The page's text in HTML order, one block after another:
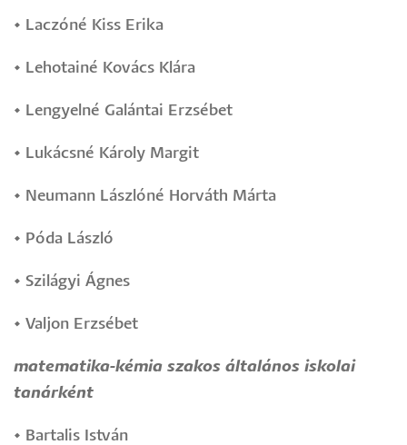
• Laczóné Kiss Erika
• Lehotainé Kovács Klára
• Lengyelné Galántai Erzsébet
• Lukácsné Károly Margit
• Neumann Lászlóné Horváth Márta
• Póda László
• Szilágyi Ágnes
• Valjon Erzsébet
matematika-kémia szakos általános iskolai
tanárként
• Bartalis István